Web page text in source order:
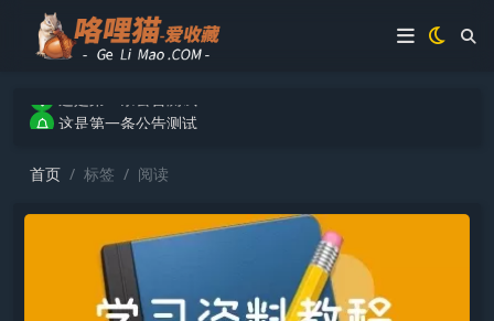
这是第一条公告测试
首页 标签 阅读